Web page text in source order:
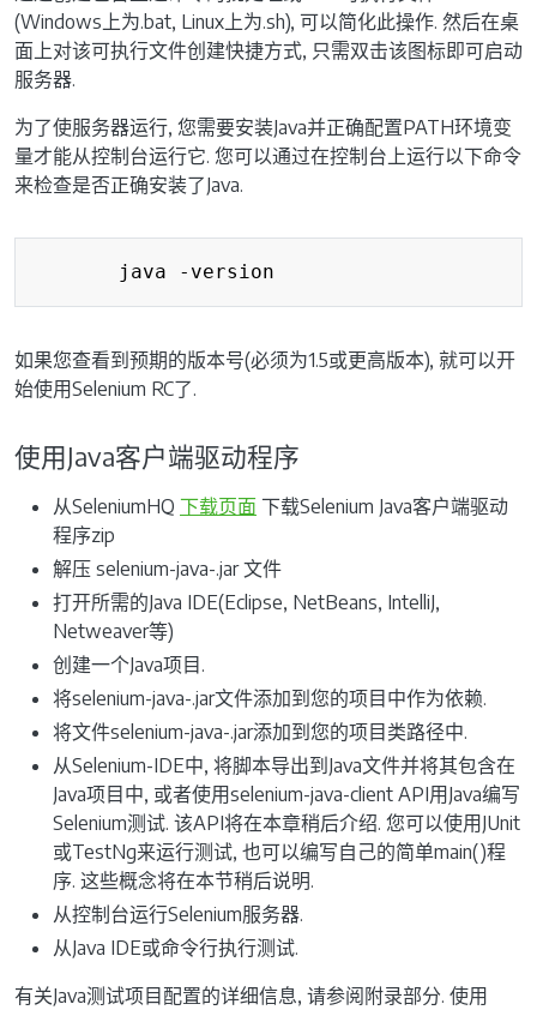
(Windows上为.bat, Linux上为.sh), 可以简化此操作. 然后在桌
面上对该可执行文件创建快捷方式, 只需双击该图标即可启动
服务器.
为了使服务器运行, 您需要安装Java并正确配置PATH环境变
量才能从控制台运行它. 您可以通过在控制台上运行以下命令
来检查是否正确安装了Java.
如果您查看到预期的版本号(必须为1.5或更高版本), 就可以开
始使用Selenium RC了.
使用Java客户端驱动程序
从SeleniumHQ 下载页面 下载Selenium Java客户端驱动
程序zip
解压 selenium-java-.jar 文件
打开所需的Java IDE(Eclipse, NetBeans, IntelliJ,
Netweaver等)
创建一个Java项目.
将selenium-java-.jar文件添加到您的项目中作为依赖.
将文件selenium-java-.jar添加到您的项目类路径中.
从Selenium-IDE中, 将脚本导出到Java文件并将其包含在
Java项目中, 或者使用selenium-java-client API用Java编写
Selenium测试. 该API将在本章稍后介绍. 您可以使用JUnit
或TestNg来运行测试, 也可以编写自己的简单main()程
序. 这些概念将在本节稍后说明.
从控制台运行Selenium服务器.
从Java IDE或命令行执行测试.
有关Java测试项目配置的详细信息, 请参阅附录部分. 使用